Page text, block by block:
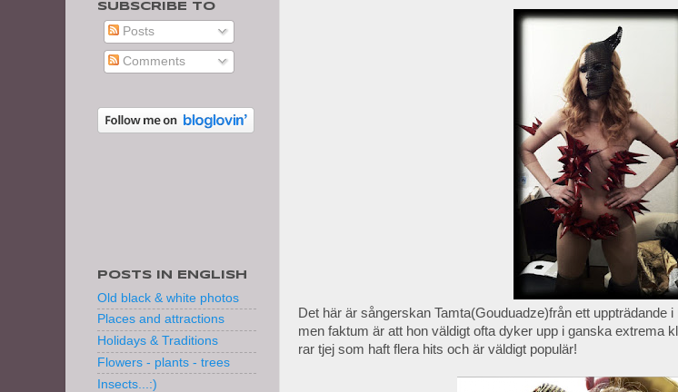
Det här är sångerskan Tamta(Gouduadze)från ett uppträdande
men faktum är att hon väldigt ofta dyker upp i ganska extrema
rar tjej som haft flera hits och är väldigt populär!
SUBSCRIBE TO
Posts
Comments
POSTS IN ENGLISH
Old black & white photos
Places and attractions
Holidays & Traditions
Flowers - plants - trees
Insects...:)